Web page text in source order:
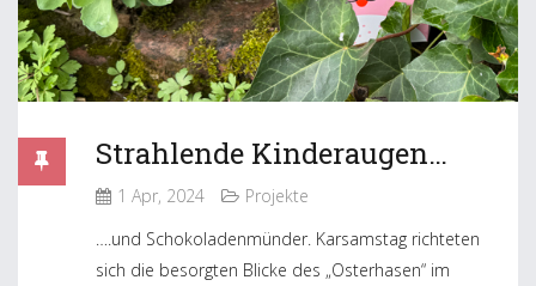
Strahlende Kinderaugen…
1 Apr, 2024
Projekte
….und Schokoladenmünder. Karsamstag richteten
sich die besorgten Blicke des „Osterhasen“ im